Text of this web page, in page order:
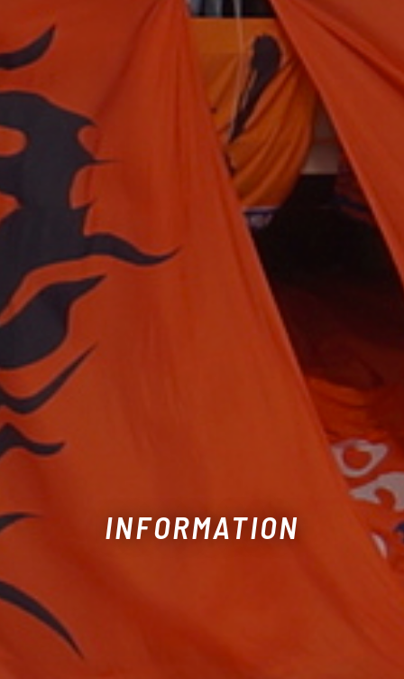
INFORMATION